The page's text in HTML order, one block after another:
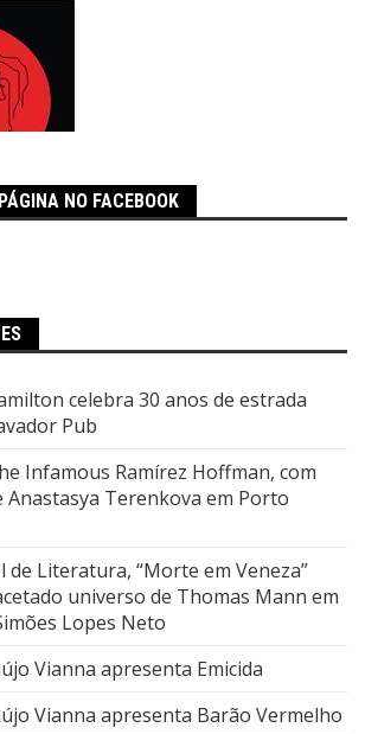
NO FACEBOOK
celebra 30 anos de estrada
Pub
Infamous Ramírez Hoffman, com
Anastasya Terenkova em Porto
de Literatura, “Morte em Veneza”
universo de Thomas Mann em
Lopes Neto
Vianna apresenta Emicida
Vianna apresenta Barão Vermelho